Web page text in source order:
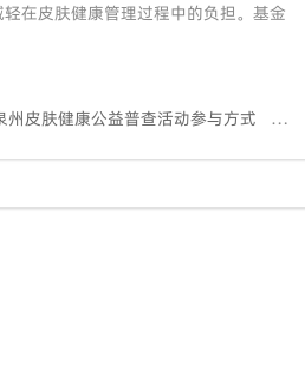
在皮肤健康管理过程中的负担。基金
州皮肤健康公益普查活动参与方式 祛